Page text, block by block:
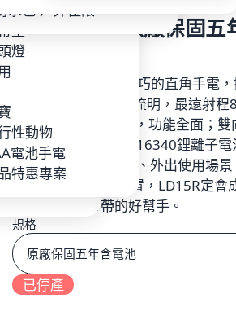
造 MIT品牌
火狐
燈照廣
型
燈
性動物
電池手電
特惠專案
水包-戶外極限
標警示 IPX8原廠保固五
$1,690
LD15R是一款便捷小巧的直角手電
光源，最高亮度500流明，最遠射
USB充電和電量指示，功能全面；
計，使用便捷；兼容16340鋰離子
電池，無縫對接日用、外出使用場
和3檔紅光檔位的設置，LD15R定會
活動以及日常?帶的好幫手。
規格
已停產